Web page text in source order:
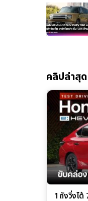
คลิปล่าสุด
1 ถังวิ่งไ